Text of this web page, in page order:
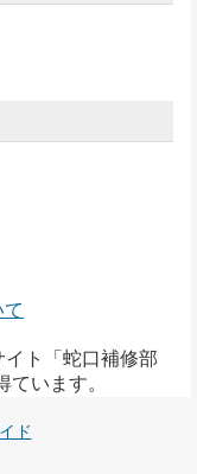
ト「蛇口補修部
います。
ド